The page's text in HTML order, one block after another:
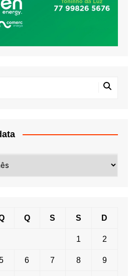
Q S S D
1 2
6 7 8 9